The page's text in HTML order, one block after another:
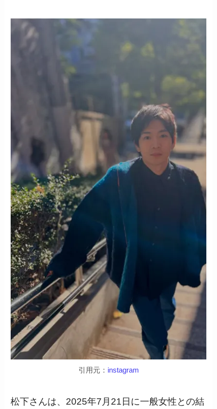
引用元： instagram
松下さんは、2025年7月21日に一般女性との結